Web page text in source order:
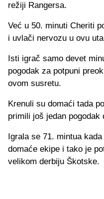
režiji Rangersa.
Već u 50. minuti Cheriti
i uvlači nervozu u ovu
Isti igrač samo devet
pogodak za potpuni
ovom susretu.
Krenuli su domaći tada
primili još jedan pogodak
Igrala se 71. mintua
domaće ekipe i tako je
velikom derbiju Škotske.